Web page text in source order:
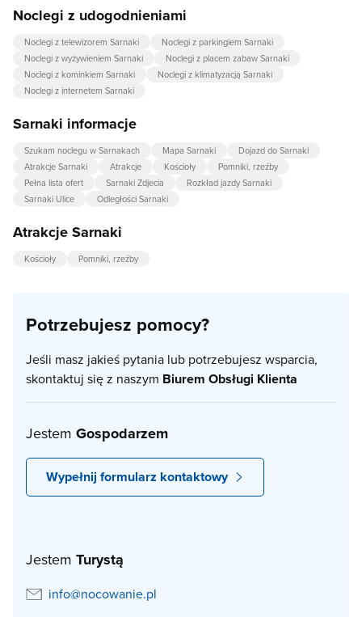
Noclegi z udogodnieniami
Noclegi z telewizorem Sarnaki
Noclegi z parkingiem Sarnaki
Noclegi z wyżywieniem Sarnaki
Noclegi z placem zabaw Sarnaki
Noclegi z kominkiem Sarnaki
Noclegi z klimatyzacją Sarnaki
Noclegi z internetem Sarnaki
Sarnaki informacje
Szukam noclegu w Sarnakach Mapa Sarnaki
Dojazd do Sarnaki
Atrakcje Sarnaki
Atrakcje Kościoły
Pomniki, rzeźby
Pełna lista ofert
Sarnaki Zdjecia
Rozkład jazdy Sarnaki
Sarnaki Ulice
Odległości Sarnaki
Atrakcje Sarnaki
Kościoły Pomniki, rzeźby
Potrzebujesz pomocy?
Jeśli masz jakieś pytania lub potrzebujesz wsparcia,
skontaktuj się z naszym Biurem Obsługi Klienta
Jestem Gospodarzem
Wypełnij formularz kontaktowy
Jestem Turystą
info@nocowanie.pl